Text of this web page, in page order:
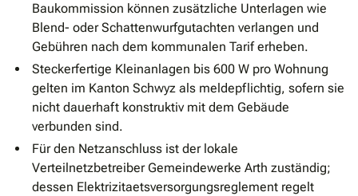
Baukommission können zusätzliche Unterlagen wie
Blend- oder Schattenwurfgutachten verlangen und
Gebühren nach dem kommunalen Tarif erheben.
Steckerfertige Kleinanlagen bis 600 W pro Wohnung
gelten im Kanton Schwyz als meldepflichtig, sofern sie
nicht dauerhaft konstruktiv mit dem Gebäude
verbunden sind.
Für den Netzanschluss ist der lokale
Verteilnetzbetreiber Gemeindewerke Arth zuständig;
dessen Elektrizitaetsversorgungsreglement regelt